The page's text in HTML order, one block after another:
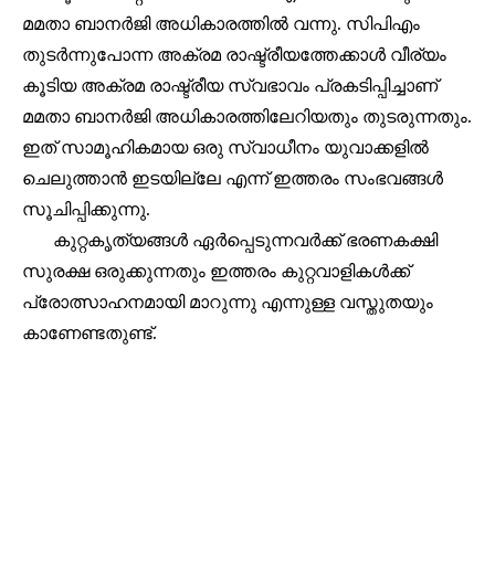
മമതാ ബാനർജി അധികാരത്തിൽ വന്നു. സിപിഎം
തുടർന്നുപോന്ന അക്രമ രാഷ്ട്രീയത്തേക്കാൾ വീര്യം
കൂടിയ അക്രമ രാഷ്ട്രീയ സ്വഭാവം പ്രകടിപ്പിച്ചാണ്
മമതാ ബാനർജി അധികാരത്തിലേറിയതും തുടരുന്നതും.
ഇത് സാമൂഹികമായ ഒരു സ്വാധീനം യുവാക്കളിൽ
ചെലുത്താൻ ഇടയില്ലേ എന്ന് ഇത്തരം സംഭവങ്ങൾ
സൂചിപ്പിക്കുന്നു.
കുറ്റകൃത്യങ്ങൾ ഏർപ്പെടുന്നവർക്ക് ഭരണകക്ഷി
സുരക്ഷ ഒരുക്കുന്നതും ഇത്തരം കുറ്റവാളികൾക്ക്
പ്രോത്സാഹനമായി മാറുന്നു എന്നുള്ള വസ്തുതയും
കാണേണ്ടതുണ്ട്.